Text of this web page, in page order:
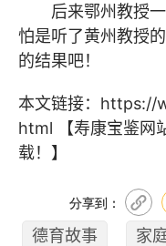
后来鄂州教授
怕是听了黄州教授
的结果吧！
本文链接： https://
html 【寿康宝鉴网
载！】
分享到：
德育故事 家